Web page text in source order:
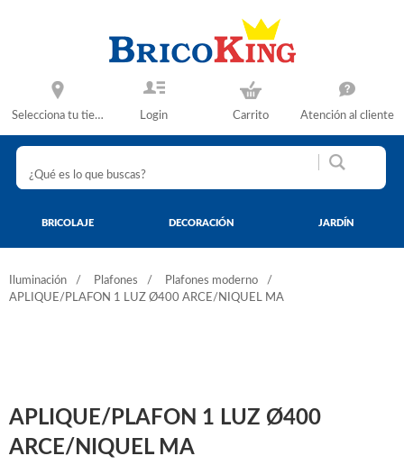
Selecciona tu tienda Login Carrito Atención al cliente
BRICOLAJE DECORACIÓN JARDÍN
Iluminación Plafones
Plafones moderno
APLIQUE/PLAFON 1 LUZ Ø400 ARCE/NIQUEL MA
APLIQUE/PLAFON 1 LUZ Ø400
ARCE/NIQUEL MA